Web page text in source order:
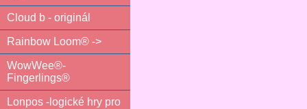
Cloud b - originál
Rainbow Loom® ->
WowWee®-
Fingerlings®
Lonpos -logické hry pro